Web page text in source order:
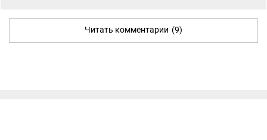
Читать комментарии (9)